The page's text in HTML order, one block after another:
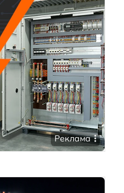
Реклама